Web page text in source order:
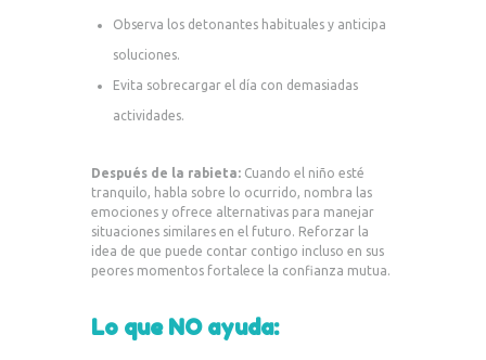
Observa los detonantes habituales y anticipa
soluciones.
Evita sobrecargar el día con demasiadas
actividades.
Después de la rabieta: Cuando el niño esté
tranquilo, habla sobre lo ocurrido, nombra las
emociones y ofrece alternativas para manejar
situaciones similares en el futuro. Reforzar la
idea de que puede contar contigo incluso en sus
peores momentos fortalece la confianza mutua.
Lo que NO ayuda: